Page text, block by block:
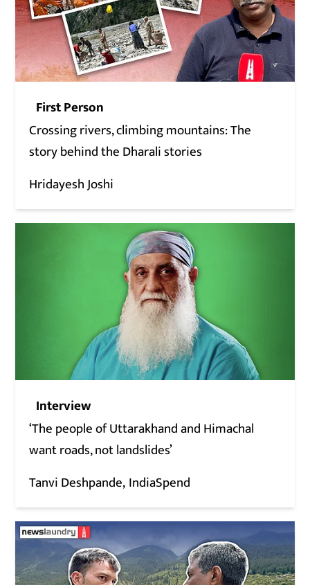
First Person
Crossing rivers, climbing mountains: The
story behind the Dharali stories
Hridayesh Joshi
Interview
‘The people of Uttarakhand and Himachal
want roads, not landslides’
Tanvi Deshpande IndiaSpend